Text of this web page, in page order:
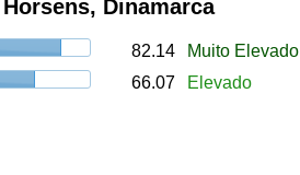
Dinamarca
82.14
Muito Elevado
66.07 Elevado